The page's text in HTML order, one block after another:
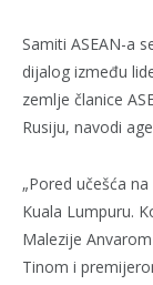
Samiti ASEAN-a
dijalog između
zemlje članice
Rusiju, navodi
„Pored učešća
Kuala Lumpuru.
Malezije
Tinom i